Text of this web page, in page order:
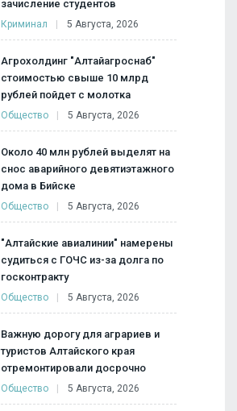
зачисление студентов
Криминал 5 Августа, 2026
Агрохолдинг "Алтайагроснаб"
стоимостью свыше 10 млрд
рублей пойдет с молотка
Общество 5 Августа, 2026
Около 40 млн рублей выделят на
снос аварийного девятиэтажного
дома в Бийске
Общество 5 Августа, 2026
"Алтайские авиалинии" намерены
судиться с ГОЧС из-за долга по
госконтракту
Общество 5 Августа, 2026
Важную дорогу для аграриев и
туристов Алтайского края
отремонтировали досрочно
Общество 5 Августа, 2026